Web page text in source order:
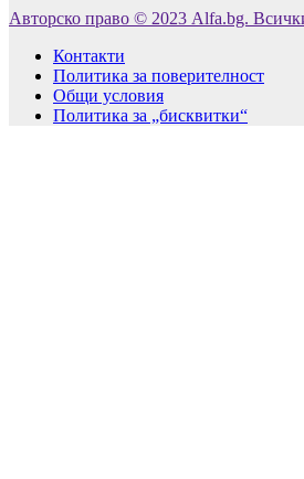
Авторско право © 2023 Alfa.bg.
Контакти
Политика за поверителност
Общи условия
Политика за „бисквитки“